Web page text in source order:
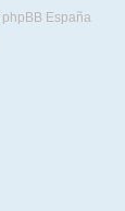
phpBB España